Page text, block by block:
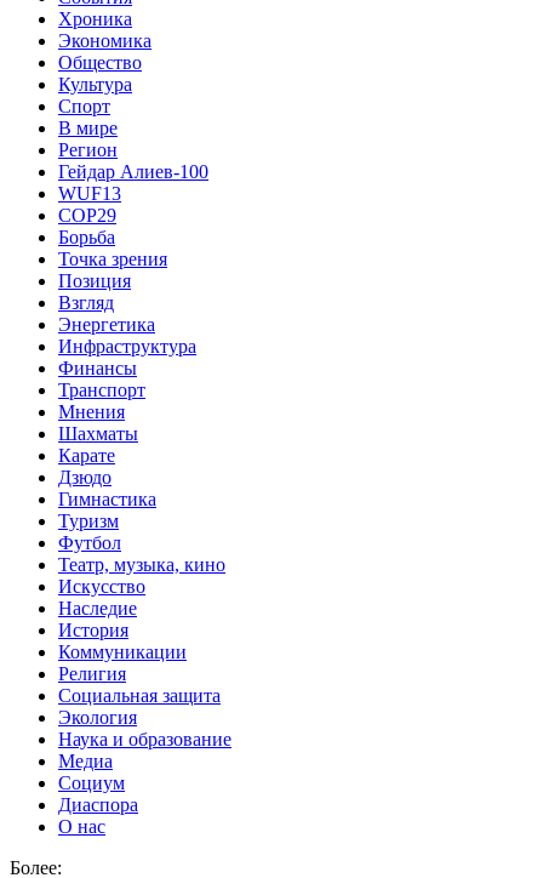
Хроника
Экономика
Общество
Культура
Спорт
В мире
Регион
Гейдар Алиев-100
WUF13
COP29
Борьба
Точка зрения
Позиция
Взгляд
Энергетика
Инфраструктура
Финансы
Транспорт
Мнения
Шахматы
Карате
Дзюдо
Гимнастика
Туризм
Футбол
Театр, музыка, кино
Искусство
Наследие
История
Коммуникации
Религия
Социальная защита
Экология
Наука и образование
Медиа
Социум
Диаспора
О нас
Более: